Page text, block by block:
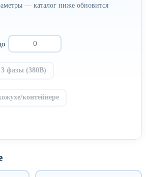
— каталог ниже обновится
3 фазы (380В)
контейнере